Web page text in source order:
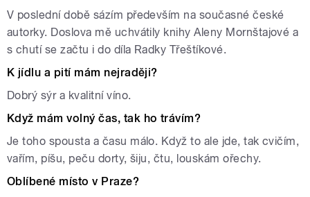
V poslední době sázím především na současné české
autorky. Doslova mě uchvátily knihy Aleny Mornštajové a
s chutí se začtu i do díla Radky Třeštíkové.
K jídlu a pití mám nejraději?
Dobrý sýr a kvalitní víno.
Když mám volný čas, tak ho trávím?
Je toho spousta a času málo. Když to ale jde, tak cvičím,
vařím, píšu, peču dorty, šiju, čtu, louskám ořechy.
Oblíbené místo v Praze?